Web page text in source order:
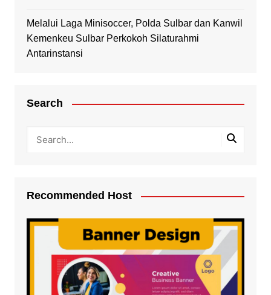
Melalui Laga Minisoccer, Polda Sulbar dan Kanwil
Kemenkeu Sulbar Perkokoh Silaturahmi
Antarinstansi
Search
Recommended Host